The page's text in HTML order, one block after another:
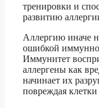
тренировки и
развитию
Аллергию иначе
ошибкой
Иммунитет
аллергены как
начинает их
повреждая